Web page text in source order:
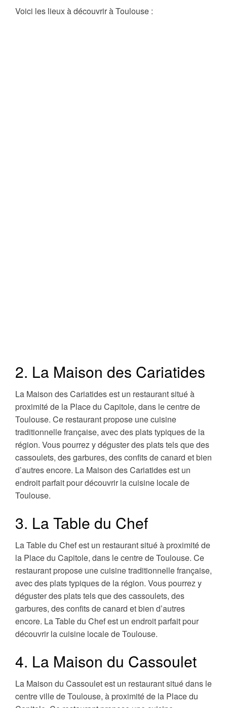
Voici les lieux à découvrir à Toulouse :
2. La Maison des Cariatides
La Maison des Cariatides est un restaurant situé à
proximité de la Place du Capitole, dans le centre de
Toulouse. Ce restaurant propose une cuisine
traditionnelle française, avec des plats typiques de la
région. Vous pourrez y déguster des plats tels que des
cassoulets, des garbures, des confits de canard et bien
d’autres encore. La Maison des Cariatides est un
endroit parfait pour découvrir la cuisine locale de
Toulouse.
3. La Table du Chef
La Table du Chef est un restaurant situé à proximité de
la Place du Capitole, dans le centre de Toulouse. Ce
restaurant propose une cuisine traditionnelle française,
avec des plats typiques de la région. Vous pourrez y
déguster des plats tels que des cassoulets, des
garbures, des confits de canard et bien d’autres
encore. La Table du Chef est un endroit parfait pour
découvrir la cuisine locale de Toulouse.
4. La Maison du Cassoulet
La Maison du Cassoulet est un restaurant situé dans le
centre ville de Toulouse, à proximité de la Place du